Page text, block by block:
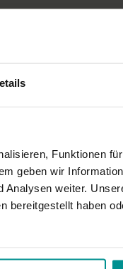
Funktionen
geben wir
weiter.
bereitgestellt haben